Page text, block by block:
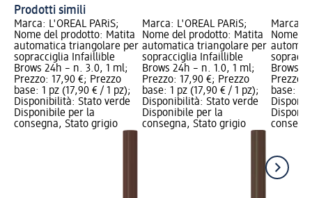
Prodotti simili
Marca: L'ORÉAL PARiS;
Nome del prodotto: Matita
automatica triangolare per
sopracciglia Infaillible
Brows 24h – n. 3.0, 1 ml;
Prezzo: 17,90 €; Prezzo
base: 1 pz (17,90 € / 1 pz);
Disponibilità: Stato verde
Disponibile per la
consegna, Stato grigio
Marca: L'ORÉAL PARiS;
Nome del prodotto: Matita
automatica triangolare per
sopracciglia Infaillible
Brows 24h – n. 1.0, 1 ml;
Prezzo: 17,90 €; Prezzo
base: 1 pz (17,90 € / 1 pz);
Disponibilità: Stato verde
Disponibile per la
consegna, Stato grigio
Marca:
Nome
Brows
Prezzo:
base: 1